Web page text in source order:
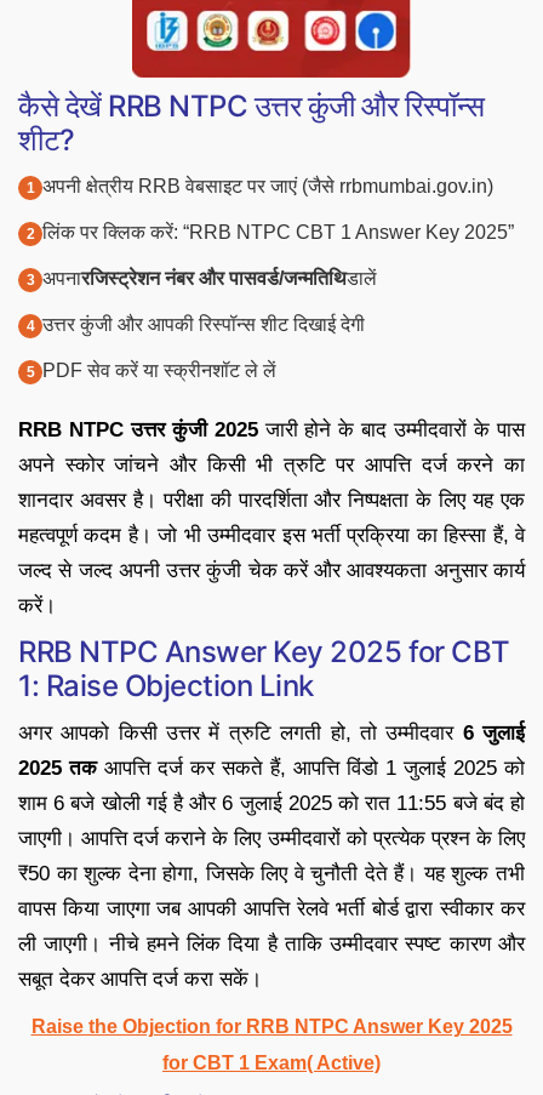
कैसे देखें RRB NTPC उत्तर कुंजी और रिस्पॉन्स
शीट?
अपनी क्षेत्रीय RRB वेबसाइट पर जाएं (जैसे rrbmumbai.gov.in)
लिंक पर क्लिक करें: “RRB NTPC CBT 1 Answer Key 2025”
अपनारजिस्ट्रेशन नंबर और पासवर्ड/जन्मतिथिडालें
उत्तर कुंजी और आपकी रिस्पॉन्स शीट दिखाई देगी
PDF सेव करें या स्क्रीनशॉट ले लें
RRB NTPC उत्तर कुंजी 2025जारी होने के बाद उम्मीदवारों के पास
अपने स्कोर जांचने और किसी भी त्रुटि पर आपत्ति दर्ज करने का
शानदार अवसर है। परीक्षा की पारदर्शिता और निष्पक्षता के लिए यह एक
महत्वपूर्ण कदम है। जो भी उम्मीदवार इस भर्ती प्रक्रिया का हिस्सा हैं, वे
जल्द से जल्द अपनी उत्तर कुंजी चेक करें और आवश्यकता अनुसार कार्य
करें।
RRB NTPC Answer Key 2025 for CBT
1: Raise Objection Link
अगर आपको किसी उत्तर में त्रुटि लगती हो, तो उम्मीदवार 6 जुलाई
2025 तकआपत्ति दर्ज कर सकते हैं, आपत्ति विंडो 1 जुलाई 2025 को
शाम 6 बजे खोली गई है और 6 जुलाई 2025 को रात 11:55 बजे बंद हो
जाएगी। आपत्ति दर्ज कराने के लिए उम्मीदवारों को प्रत्येक प्रश्न के लिए
₹50 का शुल्क देना होगा, जिसके लिए वे चुनौती देते हैं। यह शुल्क तभी
वापस किया जाएगा जब आपकी आपत्ति रेलवे भर्ती बोर्ड द्वारा स्वीकार कर
ली जाएगी। नीचे हमने लिंक दिया है ताकि उम्मीदवार स्पष्ट कारण और
सबूत देकर आपत्ति दर्ज करा सकें।
Raise the Objection for RRB NTPC Answer Key 2025
for CBT 1 Exam( Active)